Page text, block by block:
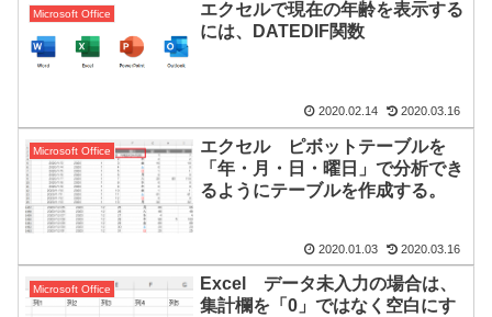
Microsoft Office
エクセルで現在の年齢を表示する
には、DATEDIF関数
2020.02.14 2020.03.16
Microsoft Office
エクセル ピボットテーブルを
「年・月・日・曜日」で分析でき
るようにテーブルを作成する。
2020.01.03 2020.03.16
Microsoft Office
Excel データ未入力の場合は、
集計欄を「0」ではなく空白にす